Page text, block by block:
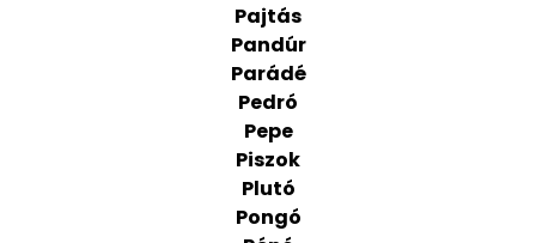
Pajtás
Pandúr
Parádé
Pedró
Pepe
Piszok
Plutó
Pongó